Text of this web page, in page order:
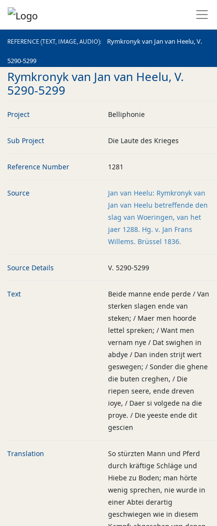
REFERENCE (TEXT, IMAGE, AUDIO) Rymkronyk van Jan van Heelu, V.
5290-5299
REFERENCE (TEXT, IMAGE, AUDIO)
Rymkronyk van Jan van Heelu, V.
5290-5299
Project Belliphonie
Sub Project Die Laute des Krieges
Reference Number 1281
Source
Jan van Heelu: Rymkronyk van
Jan van Heelu betreffende den
slag van Woeringen, van het
jaer 1288. Hg. v. Jan Frans
Willems. Brüssel 1836.
Source Details V. 5290-5299
Text
Beide manne ende perde / Van
sterken slagen ende van
steken; / Maer men hoorde
lettel spreken; / Want men
vernam nye / Dat swighen in
abdye / Dan inden strijt wert
geswegen; / Sonder die ghene
die buten creghen, / Die
riepen seere, ende dreven
ioye, / Daer si volgede na die
proye. / Die yeeste ende dit
gescien
Translation
So stürzten Mann und Pferd
durch kräftige Schläge und
Hiebe zu Boden; man hörte
wenig sprechen, nie wurde in
einer Abtei derartig
geschwiegen wie in diesem